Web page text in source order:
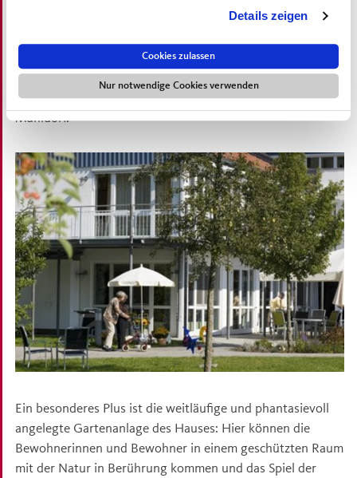
Details zeigen
Cookies zulassen
Nur notwendige Cookies verwenden
Das Sanatorium Schwindegg ist ein behütendes Pflegeheim
am Inn. Der Ort ist ein idealer Ausgangspunkt für Ausflüge
in das bayerische Voralpenland. Für eine gute
Verkehrsanbindung sorgt die Zugverbindung München-
Mühldorf.
Ein besonderes Plus ist die weitläufige und phantasievoll
angelegte Gartenanlage des Hauses: Hier können die
Bewohnerinnen und Bewohner in einem geschützten Raum
mit der Natur in Berührung kommen und das Spiel der